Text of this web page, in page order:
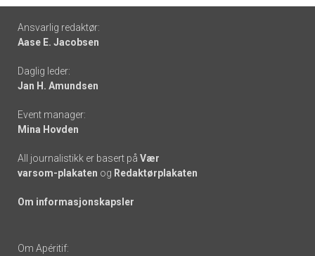
Footer
-
links
Ansvarlig redaktør:
Aase E. Jacobsen
Daglig leder:
Jan H. Amundsen
Event manager:
Mina Hovden
All journalistikk er basert på Vær
varsom-plakaten og Redaktørplakaten
Om informasjonskapsler
Om Apéritif: